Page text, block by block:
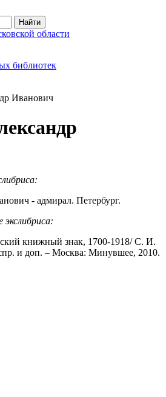
Найти
области
библиотек
Иванович
- адмирал. Петербург.
книжный знак, 1700-1918/ С. И.
и доп. – Москва: Минувшее, 2010.